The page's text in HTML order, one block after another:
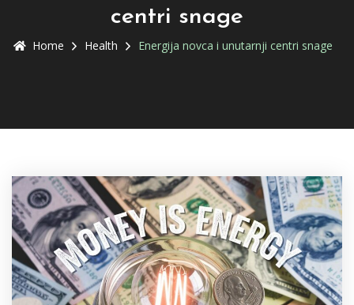
centri snage
Home Health Energija novca i unutarnji centri snage